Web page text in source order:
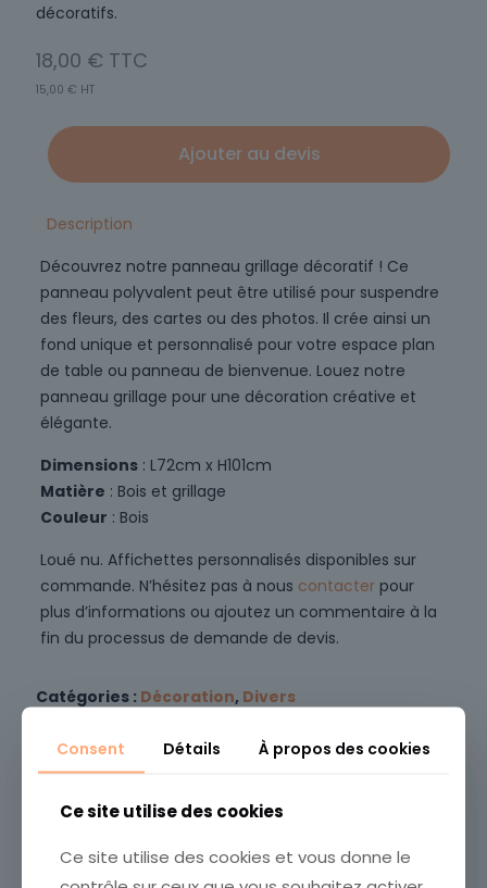
décoratifs.
18,00 €
15,00 € HT
Ajouter au devis
Description
Découvrez notre panneau grillage décoratif ! Ce
panneau polyvalent peut être utilisé pour suspendre
des fleurs, des cartes ou des photos. Il crée ainsi un
fond unique et personnalisé pour votre espace plan
de table ou panneau de bienvenue. Louez notre
panneau grillage pour une décoration créative et
élégante.
Dimensions: L72cm x H101cm
Matière : Bois et grillage
Couleur : Bois
Loué nu. Affichettes personnalisés disponibles sur
commande. N’hésitez pas à nous contacterpour
plus d’informations ou ajoutez un commentaire à la
fin du processus de demande de devis.
Catégories : Décoration, Divers
UGS : 700031
Vous aimerez peut-être aussi…
Consent Détails À propos des cookies
Ce site utilise des cookies
Ce site utilise des cookies et vous donne le